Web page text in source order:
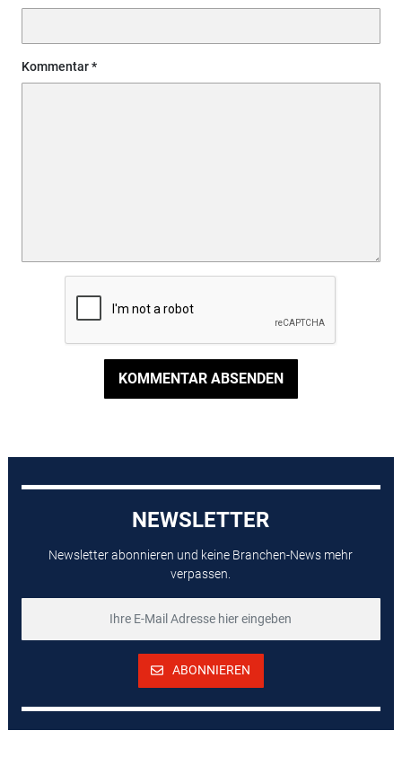
Kommentar
KOMMENTAR ABSENDEN
NEWSLETTER
Newsletter abonnieren und keine Branchen-News mehr
verpassen.
ABONNIEREN